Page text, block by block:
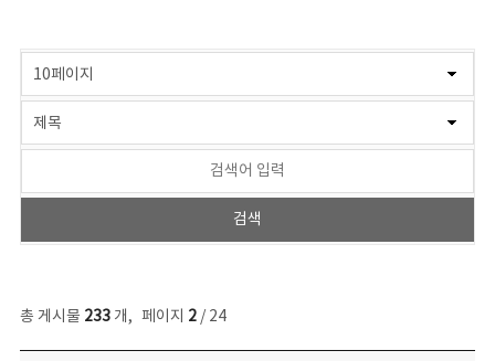
총 게시물 233개, 페이지 2/ 24
보도자료 목록 - 번호, 제목, 작성자, 파일, 조회수, 작성일 정보 제공